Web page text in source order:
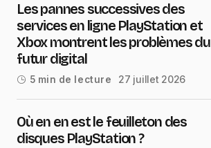
Les pannes successives des
services en ligne PlayStation et
Xbox montrent les problèmes du
futur digital
5 min de lecture 27 juillet 2026
Où en en est le feuilleton des
disques PlayStation ?